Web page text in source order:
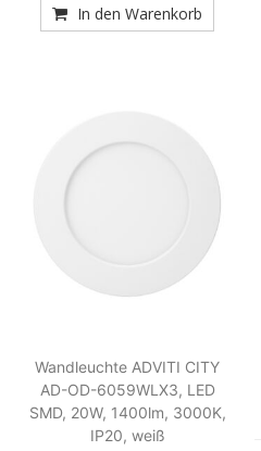
In den Warenkorb
Wandleuchte ADVITI CITY
AD-OD-6059WLX3, LED
SMD, 20W, 1400lm, 3000K,
IP20, weiß